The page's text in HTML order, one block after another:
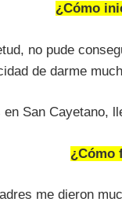
¿Cómo
no pude
de darme
San Cayetano,
¿Cómo
me dieron